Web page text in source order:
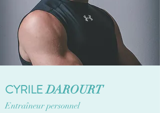
CYRILEDAROURT
Entraîneur personnel